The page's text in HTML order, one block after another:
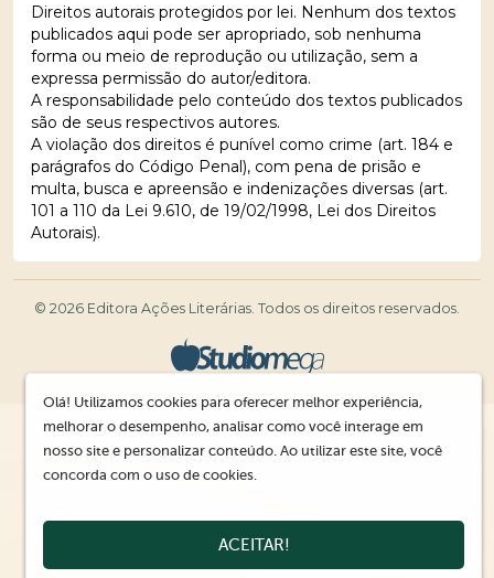
Direitos autorais protegidos por lei. Nenhum dos textos
publicados aqui pode ser apropriado, sob nenhuma
forma ou meio de reprodução ou utilização, sem a
expressa permissão do autor/editora.
A responsabilidade pelo conteúdo dos textos publicados
são de seus respectivos autores.
A violação dos direitos é punível como crime (art. 184 e
parágrafos do Código Penal), com pena de prisão e
multa, busca e apreensão e indenizações diversas (art.
101 a 110 da Lei 9.610, de 19/02/1998, Lei dos Direitos
Autorais).
© 2026 Editora Ações Literárias. Todos os direitos reservados.
Olá! Utilizamos cookies para oferecer melhor experiência,
melhorar o desempenho, analisar como você interage em
nosso site e personalizar conteúdo. Ao utilizar este site, você
concorda com o uso de cookies.
ACEITAR!